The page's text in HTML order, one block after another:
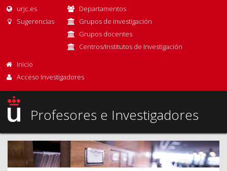
urjc.es
Sugerencias
Departamentos
Grupos de investigación
Grupos docentes
Centros/Institutos de Investigación
Inicio
Acceso Investigadores
Profesores e Investigadores